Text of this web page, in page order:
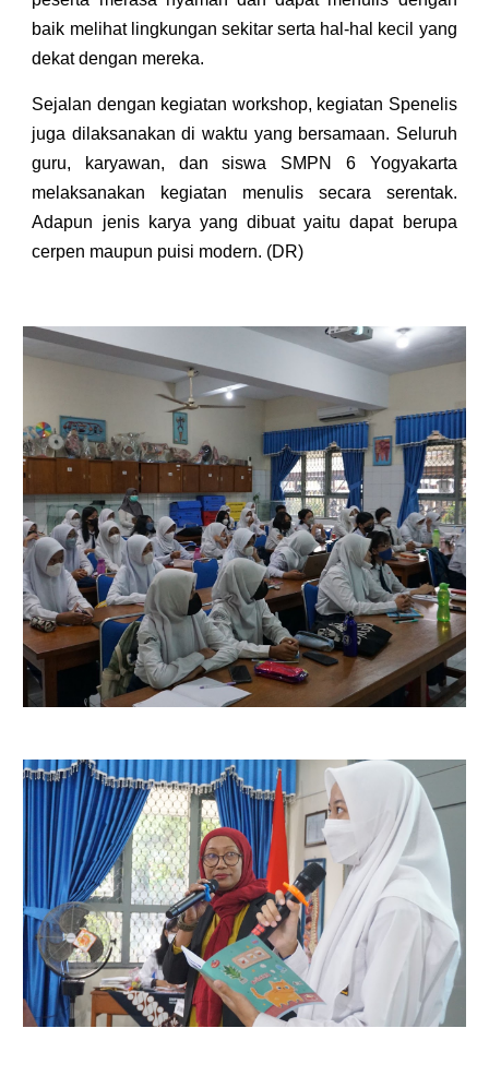
baik melihat lingkungan sekitar serta hal-hal kecil yang
dekat dengan mereka.
Sejalan dengan kegiatan workshop, kegiatan Spenelis
juga dilaksanakan di waktu yang bersamaan. Seluruh
guru, karyawan, dan siswa SMPN 6 Yogyakarta
melaksanakan kegiatan menulis secara serentak.
Adapun jenis karya yang dibuat yaitu dapat berupa
cerpen maupun puisi modern. (DR)